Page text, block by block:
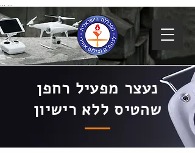
נעצר מפעיל רחפן
שהטיס ללא רישיון